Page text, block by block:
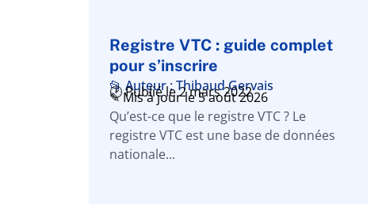
Registre VTC : guide complet
pour s’inscrire
📂 Auteur : Thibaud Gervais
🕑 Publié le 2 mars 2022
✎ Mis à jour le 5 août 2026
Qu’est-ce que le registre VTC ? Le
registre VTC est une base de données
nationale...